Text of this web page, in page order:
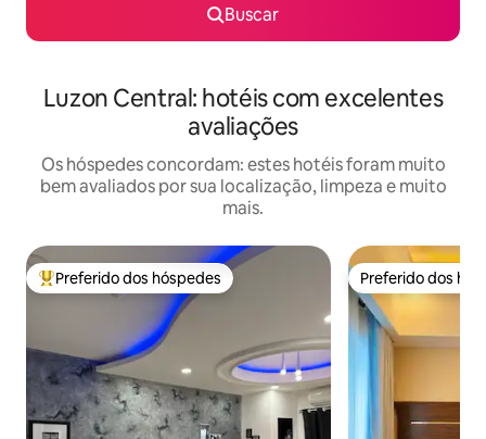
Buscar
Luzon Central: hotéis com excelentes
avaliações
Os hóspedes concordam: estes hotéis foram muito
bem avaliados por sua localização, limpeza e muito
mais.
Entre os melhores preferidos dos hóspedes
Preferido dos hóspedes Preferido dos
Preferido dos